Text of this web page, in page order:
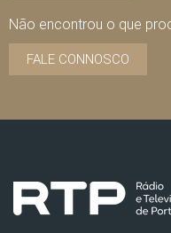
Não encontrou o que
FALE CONNOSCO